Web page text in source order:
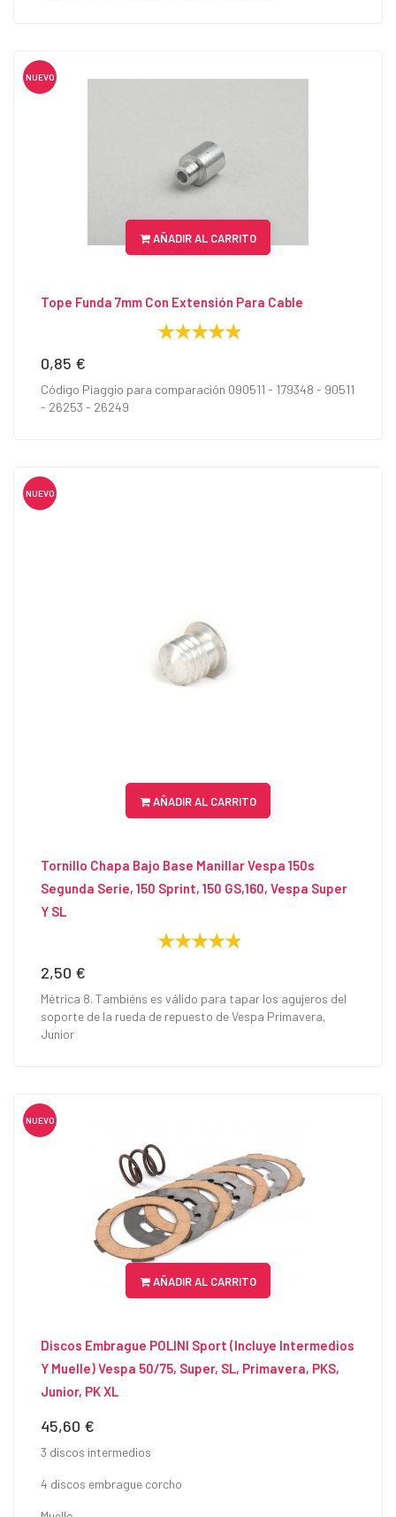
NUEVO
AÑADIR AL CARRITO
Tope Funda 7mm Con Extensión Para Cable
Precio
0,85 €
Código Piaggio para comparación 090511 - 179348 - 90511
- 26253 - 26249
NUEVO
AÑADIR AL CARRITO
Tornillo Chapa Bajo Base Manillar Vespa 150s
Segunda Serie, 150 Sprint, 150 GS,160, Vespa Super
Y SL
Precio
2,50 €
Métrica 8. Tambiéns es válido para tapar los agujeros del
soporte de la rueda de repuesto de Vespa Primavera,
Junior
NUEVO
AÑADIR AL CARRITO
Discos Embrague POLINI Sport (Incluye Intermedios
Y Muelle) Vespa 50/75, Super, SL, Primavera, PKS,
Junior, PK XL
Precio
45,60 €
3 discos intermedios
4 discos embrague corcho